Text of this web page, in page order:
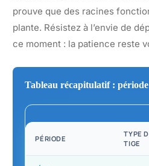
prouve que des racines
plante. Résistez à l’envie de
ce moment : la patience reste
Tableau récapitulatif :
PÉRIODE
TYPE
TIGE